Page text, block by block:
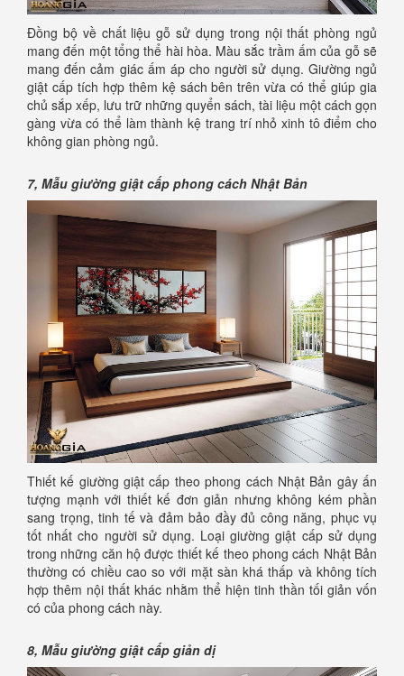
Đồng bộ về chất liệu gỗ sử dụng trong nội thất phòng ngủ
mang đến một tổng thể hài hòa. Màu sắc trầm ấm của gỗ sẽ
mang đến cảm giác ấm áp cho người sử dụng. Giường ngủ
giật cấp tích hợp thêm kệ sách bên trên vừa có thể giúp gia
chủ sắp xếp, lưu trữ những quyển sách, tài liệu một cách gọn
gàng vừa có thể làm thành kệ trang trí nhỏ xinh tô điểm cho
không gian phòng ngủ.
7, Mẫu giường giật cấp phong cách Nhật Bản
Thiết kế giường giật cấp theo phong cách Nhật Bản gây ấn
tượng mạnh với thiết kế đơn giản nhưng không kém phần
sang trọng, tinh tế và đảm bảo đầy đủ công năng, phục vụ
tốt nhất cho người sử dụng. Loại giường giật cấp sử dụng
trong những căn hộ được thiết kế theo phong cách Nhật Bản
thường có chiều cao so với mặt sàn khá thấp và không tích
hợp thêm nội thất khác nhằm thể hiện tinh thần tối giản vốn
có của phong cách này.
8, Mẫu giường giật cấp giản dị